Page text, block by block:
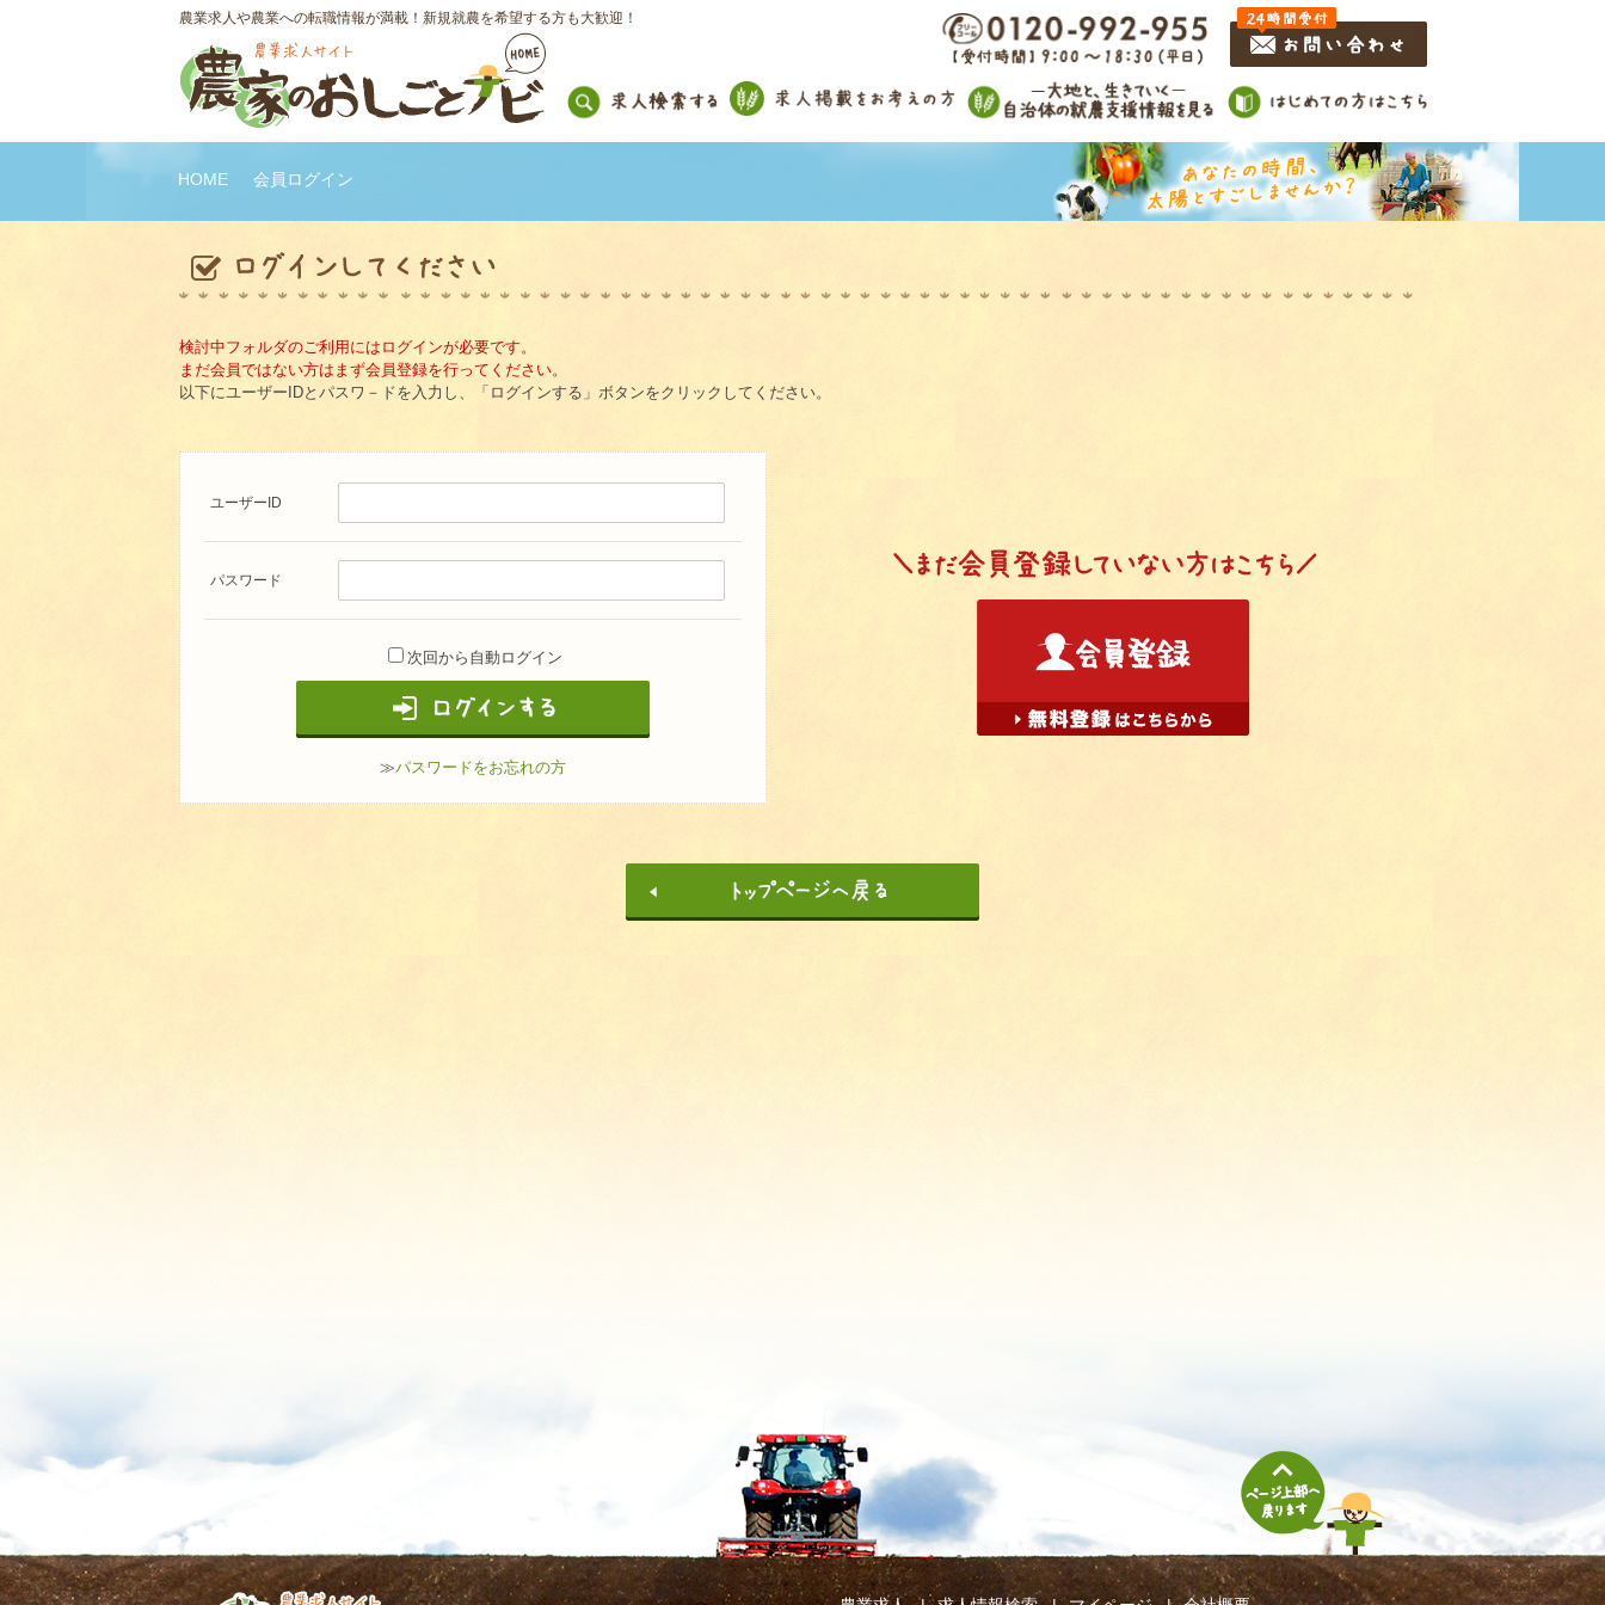
農業求人や農業への転職情報が満載！新規就農を希望する方も大歓迎！
HOME 会員ログイン
検討中フォルダのご利用にはログインが必要です。
まだ会員ではない方はまず会員登録を行ってください。
以下にユーザーIDとパスワ－ドを入力し、「ログインする」ボタンをクリックしてください。
ユーザーID
パスワード
次回から自動ログイン
≫パスワードをお忘れの方